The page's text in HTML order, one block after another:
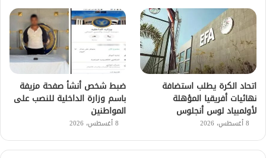
اتحاد الكرة يطلب استضافة
نهائيات أفريقيا المؤهلة
لأولمبياد لوس أنجلوس
8 أغسطس، 2026
ضبط شخص أنشأ صفحة مزيفة
باسم وزارة الداخلية للنصب على
المواطنين
8 أغسطس، 2026